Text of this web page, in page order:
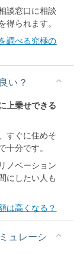
談窓口に相談
得られます。
調べる究極の
い？
上乗せできる
すぐに住めそ
十分です。
ノベーション
にしたい人も
は高くなる？
ュレーシ